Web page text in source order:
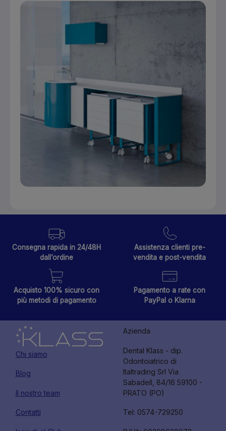
Consegna rapida in 24/48H
dall’ordine
Assistenza clienti pre-
vendita e post-vendita
Acquisto 100% sicuro con
più metodi di pagamento
Pagamento a rate con
PayPal o Klarna
Chi siamo
Blog
Il nostro team
Contatti
Azienda
Dental Klass - dip.
Odontoiatrico di
Italtrading Srl Via
Sabadell, 84/16 59100 -
PRATO (PO)
Tel: 0574-729250